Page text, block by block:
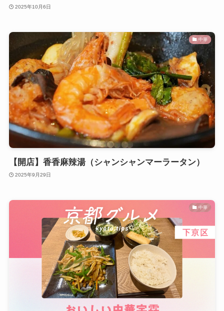
2025年10月6日
中華
【開店】香香麻辣湯（シャンシャンマーラータン）
2025年9月29日
中華